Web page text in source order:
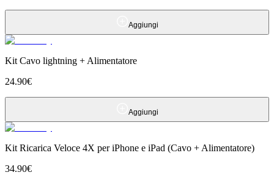
Aggiungi
Kit Cavo lightning + Alimentatore
24.90€
Aggiungi
Kit Ricarica Veloce 4X per iPhone e iPad (Cavo + Alimentatore)
34.90€